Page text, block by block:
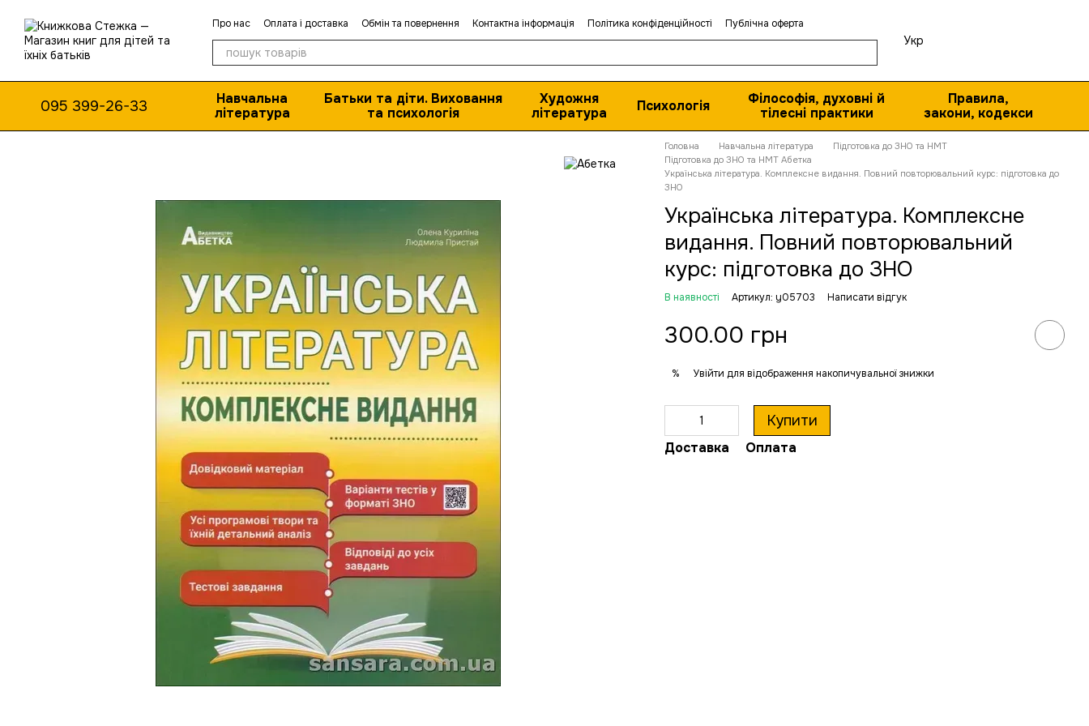
Про нас Оплата і доставка Обмін та повернення Контактна інформація Політика конфіденційності Публічна оферта
Укр
095 399-26-33
Навчальна
література
Батьки та діти. Виховання
та психологія
Художня
література
Психологія
Філософія, духовні й
тілесні практики
Правила,
закони, кодекси
Головна Навчальна література
Підготовка до ЗНО та НМТ
Підготовка до ЗНО та НМТ Абетка
Українська література. Комплексне видання. Повний повторювальний курс: підготовка до
ЗНО
Українська література. Комплексне
видання. Повний повторювальний
курс: підготовка до ЗНО
В наявності Артикул: y05703 Написати відгук
300.00 грн
% Увійти для відображення накопичувальної знижки
Купити
Доставка Оплата